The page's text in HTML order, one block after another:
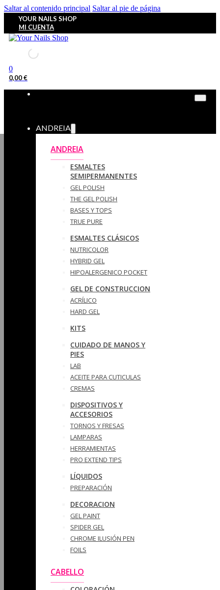
Saltar al contenido principal Saltar al pie de página
YOUR NAILS SHOP
MI CUENTA
0
0,00€
ANDREIA
ANDREIA
ESMALTES
SEMIPERMANENTES
GEL POLISH
THE GEL POLISH
BASES Y‎ TOPS
TRUE PURE
ESMALTES CLÁSICOS
NUTRICOLOR
HYBRID GEL
HIPOALERGENICO POCKET
GEL DE CONSTRUCCION
ACRÍLICO
HARD GEL
KITS
CUIDADO DE MANOS Y
PIES
LAB
ACEITE PARA CUTICULAS
CREMAS
DISPOSITIVOS Y
ACCESORIOS
TORNOS Y FRESAS
LAMPARAS
HERRAMIENTAS
PRO EXTEND TIPS
LÍQUIDOS
PREPARACIÓN
DECORACION
GEL PAINT
SPIDER GEL
CHROME ILUSIÓN PEN
FOILS
CABELLO